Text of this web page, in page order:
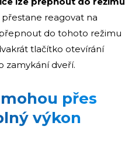
přestane reagovat na
přepnout do tohoto režimu
tlačítko otevírání
zamykání dveří.
přes
výkon